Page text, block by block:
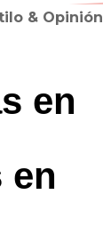
& Opinión
en
en